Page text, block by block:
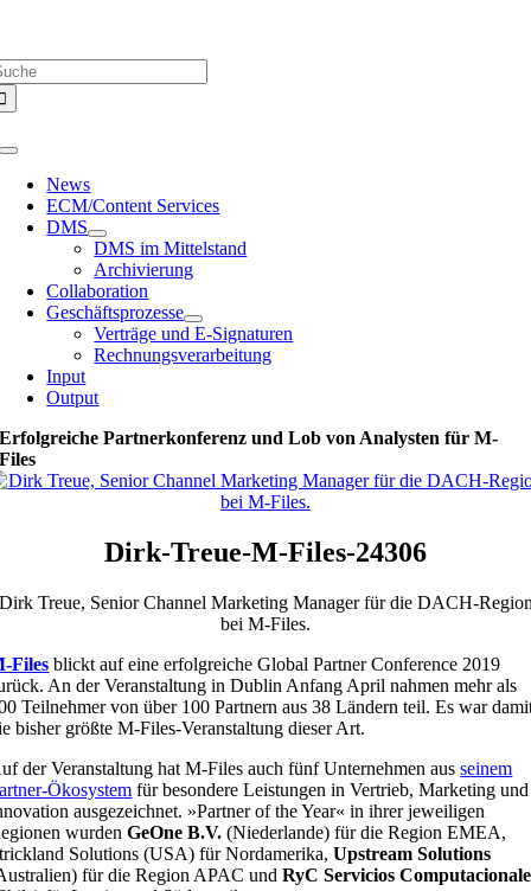
springen
Toggle
Navigation
News
ECM/Content Services
DMS
DMS im Mittelstand
Archivierung
Collaboration
Geschäftsprozesse
Verträge und E-Signaturen
Rechnungsverarbeitung
Input
Output
Erfolgreiche Partnerkonferenz und Lob von Analysten für M-
Files
Dirk-Treue-M-Files-24306
Treue, Senior Channel Marketing Manager für die DACH-
bei M-Files.
Files blickt auf eine erfolgreiche Global Partner Conference 2019
An der Veranstaltung in Dublin Anfang April nahmen mehr als
Teilnehmer von über 100 Partnern aus 38 Ländern teil. Es war
bisher größte M-Files-Veranstaltung dieser Art.
der Veranstaltung hat M-Files auch fünf Unternehmen ausseinem
Ökosystem für besondere Leistungen in Vertrieb, Marketing und
ausgezeichnet. »Partner of the Year« in ihrer jeweiligen
wurdenGeOne B.V. (Niederlande) für die Region EMEA,
Solutions (USA) für Nordamerika,Upstream Solutions
für die Region APAC undRyC Servicios